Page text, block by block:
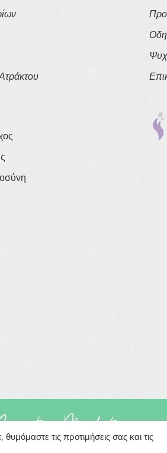
τις προτιμήσεις σας και τις